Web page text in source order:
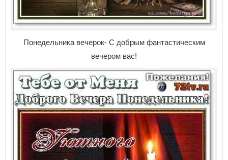
Понедельника вечерок- С добрым фантастическим
вечером вас!